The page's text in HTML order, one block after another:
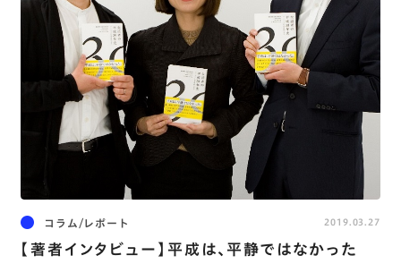
コラム/レポート
【著者インタビュー】平成は、平静ではなかった
2019.03.27